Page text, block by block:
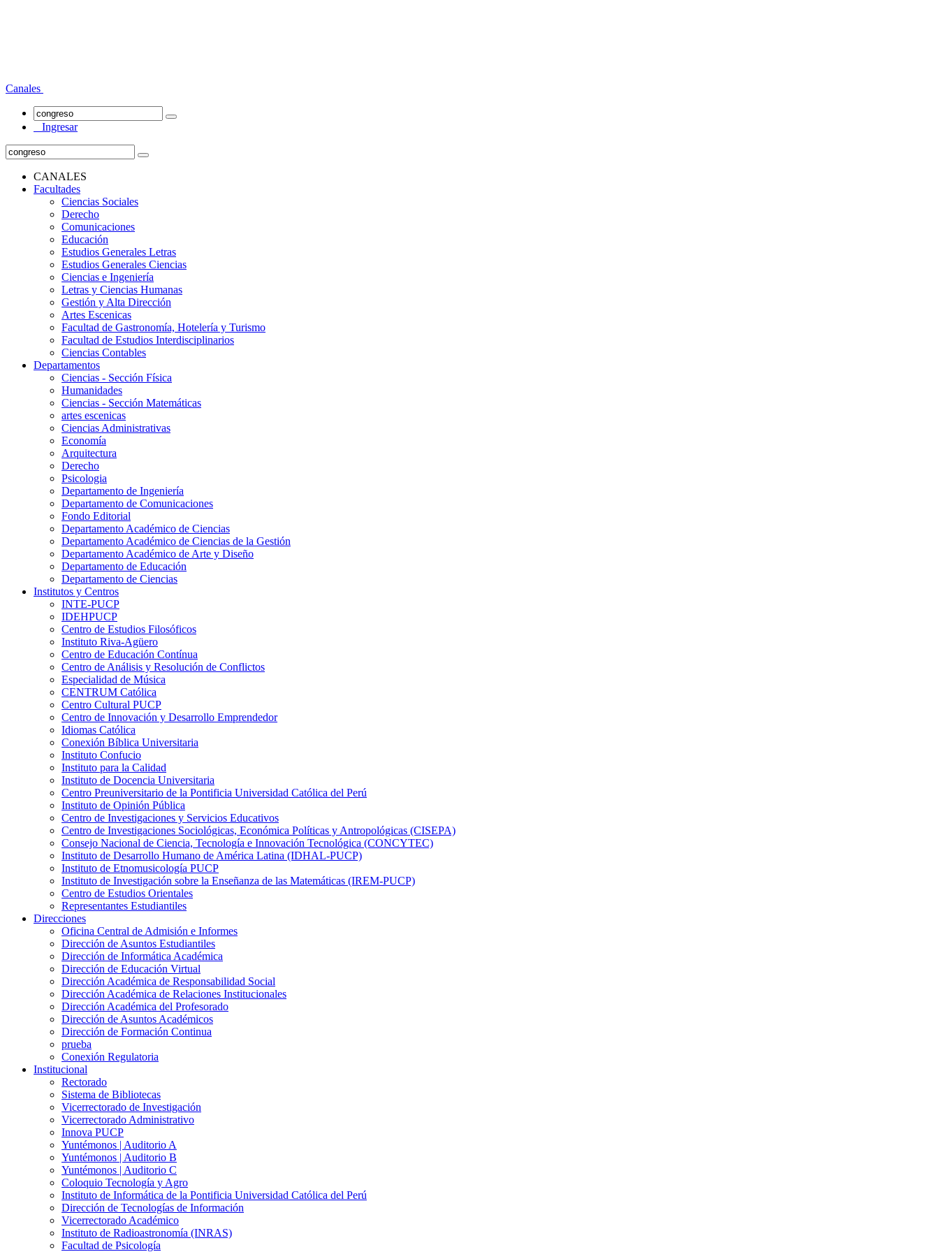
Canales
Ingresar
CANALES
Facultades
Ciencias Sociales
Derecho
Comunicaciones
Educación
Estudios Generales Letras
Estudios Generales Ciencias
Ciencias e Ingeniería
Letras y Ciencias Humanas
Gestión y Alta Dirección
Artes Escenicas
Facultad de Gastronomía, Hotelería y Turismo
Facultad de Estudios Interdisciplinarios
Ciencias Contables
Departamentos
Ciencias - Sección Física
Humanidades
Ciencias - Sección Matemáticas
artes escenicas
Ciencias Administrativas
Economía
Arquitectura
Derecho
Psicologia
Departamento de Ingeniería
Departamento de Comunicaciones
Fondo Editorial
Departamento Académico de Ciencias
Departamento Académico de Ciencias de la Gestión
Departamento Académico de Arte y Diseño
Departamento de Educación
Departamento de Ciencias
Institutos y Centros
INTE-PUCP
IDEHPUCP
Centro de Estudios Filosóficos
Instituto Riva-Agüero
Centro de Educación Contínua
Centro de Análisis y Resolución de Conflictos
Especialidad de Música
CENTRUM Católica
Centro Cultural PUCP
Centro de Innovación y Desarrollo Emprendedor
Idiomas Católica
Conexión Bíblica Universitaria
Instituto Confucio
Instituto para la Calidad
Instituto de Docencia Universitaria
Centro Preuniversitario de la Pontificia Universidad Católica del Perú
Instituto de Opinión Pública
Centro de Investigaciones y Servicios Educativos
Centro de Investigaciones Sociológicas, Económica Políticas y Antropológicas (CISEPA)
Consejo Nacional de Ciencia, Tecnología e Innovación Tecnológica (CONCYTEC)
Instituto de Desarrollo Humano de América Latina (IDHAL-PUCP)
Instituto de Etnomusicología PUCP
Instituto de Investigación sobre la Enseñanza de las Matemáticas (IREM-PUCP)
Centro de Estudios Orientales
Representantes Estudiantiles
Direcciones
Oficina Central de Admisión e Informes
Dirección de Asuntos Estudiantiles
Dirección de Informática Académica
Dirección de Educación Virtual
Dirección Académica de Responsabilidad Social
Dirección Académica de Relaciones Institucionales
Dirección Académica del Profesorado
Dirección de Asuntos Académicos
Dirección de Formación Continua
prueba
Conexión Regulatoria
Institucional
Rectorado
Sistema de Bibliotecas
Vicerrectorado de Investigación
Vicerrectorado Administrativo
Innova PUCP
Yuntémonos | Auditorio A
Yuntémonos | Auditorio B
Yuntémonos | Auditorio C
Coloquio Tecnología y Agro
Instituto de Informática de la Pontificia Universidad Católica del Perú
Dirección de Tecnologías de Información
Vicerrectorado Académico
Instituto de Radioastronomía (INRAS)
Facultad de Psicología